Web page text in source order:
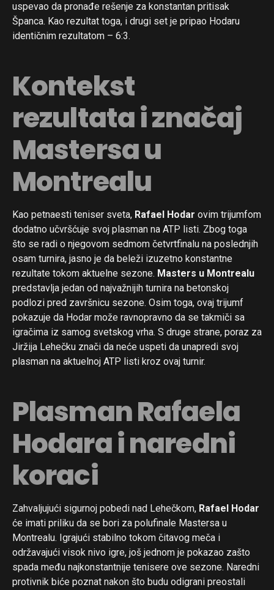
uspevao da pronađe rešenje za konstantan pritisak
Španca. Kao rezultat toga, i drugi set je pripao Hodaru
identičnim rezultatom – 6:3.
Kontekst
rezultata i značaj
Mastersa u
Montrealu
Kao petnaesti teniser sveta, Rafael Hodar ovim trijumfom
dodatno učvršćuje svoj plasman na ATP listi. Zbog toga
što se radi o njegovom sedmom četvrtfinalu na poslednjih
osam turnira, jasno je da beleži izuzetno konstantne
rezultate tokom aktuelne sezone. Masters u Montrealu
predstavlja jedan od najvažnijih turnira na betonskoj
podlozi pred završnicu sezone. Osim toga, ovaj trijumf
pokazuje da Hodar može ravnopravno da se takmiči sa
igračima iz samog svetskog vrha. S druge strane, poraz za
Jiržija Lehečku znači da neće uspeti da unapredi svoj
plasman na aktuelnoj ATP listi kroz ovaj turnir.
Plasman Rafaela
Hodara i naredni
koraci
Zahvaljujući sigurnoj pobedi nad Lehečkom, Rafael Hodar
će imati priliku da se bori za polufinale Mastersa u
Montrealu. Igrajući stabilno tokom čitavog meča i
održavajući visok nivo igre, još jednom je pokazao zašto
spada među najkonstantnije tenisere ove sezone. Naredni
protivnik biće poznat nakon što budu odigrani preostali